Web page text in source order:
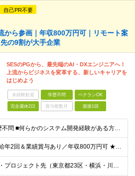
自己PR不要
から参画｜年収800万円可｜リモート案
の9割が大手企業
SESのPGから、最先端のAI・DXエンジニアへ！
上流からビジネスを変革する、新しいキャリアを
はじめよう
未経験歓迎 学歴不問 ベテランOK
完全週休2日 賞与複数月 面接1回
■学歴不問 ■何らかのシステム開発経験がある方（言語不問） ※プログラミング経験1年～程度の経験が浅い方も歓迎します！ ≪以下のような方を歓迎します≫ ■長期プロジェクトで、クライアントの課題解決に
★昇給年2回＆業績賞与あり／年収800万円可 ★前職給与を考慮 ★ストックオプション付与あり（IPO間近） ★昇給制度あり ┗入社6カ月後に3％以上の昇給があります。その後、業績に合わせて適宜、昇給し
本社・プロジェクト先（東京都23区・横浜・川崎・千葉・埼玉が中心）いずれかでの勤務となります（常駐は全体の1割程度！） 《本社》東京都港区虎ノ門3-5-1 虎ノ門37森ビル12F ※(変更の範囲)